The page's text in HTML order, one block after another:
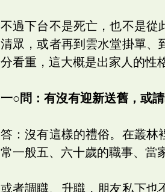
不過下台不是死亡，也不是從
清眾，或者再到雲水堂掛單、
分看重，這大概是出家人的性
一○問：有沒有迎新送舊，或
答：沒有這樣的禮俗。在叢林
常一般五、六十歲的職事、當
或者調職、升職，朋友私下也